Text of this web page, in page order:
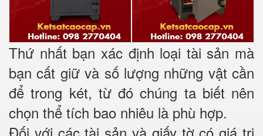
Thứ nhất bạn xác định loại tài sản mà
bạn cất giữ và số lượng những vật cần
để trong két, từ đó chúng ta biết nên
chọn thể tích bao nhiêu là phù hợp.